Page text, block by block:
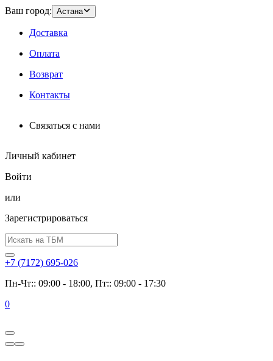
Ваш город: Астана
Доставка
Оплата
Возврат
Контакты
Связаться с нами
Личный кабинет
Войти
или
Зарегистрироваться
+7 (7172) 695-026
Пн-Чт:: 09:00 - 18:00, Пт:: 09:00 - 17:30
0